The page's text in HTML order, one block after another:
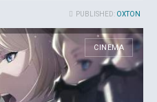
PUBLISHED: OXTON
CINEMA